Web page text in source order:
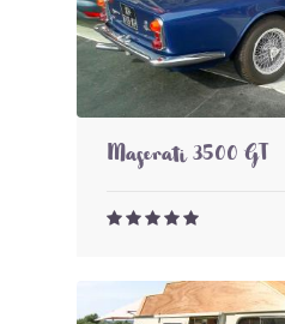
Maserati 3500 GT